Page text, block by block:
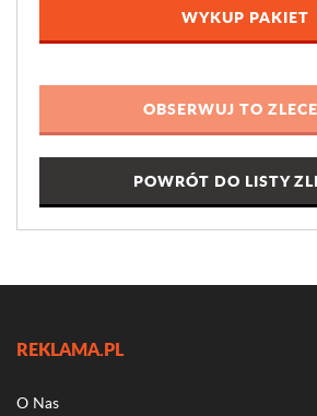
WYKUP PAKIET
POWRÓT DO LISTY
REKLAMA.PL
O Nas